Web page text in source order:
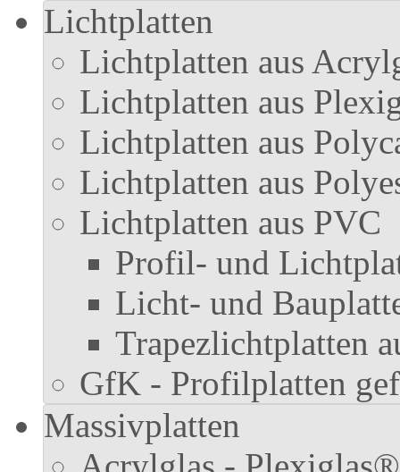
Lichtplatten
Lichtplatten aus
Lichtplatten aus
Lichtplatten aus
Lichtplatten aus
Lichtplatten aus PVC
Profil- und
Licht- und
Trapezlichtplatten
GfK - Profilplatten
Massivplatten